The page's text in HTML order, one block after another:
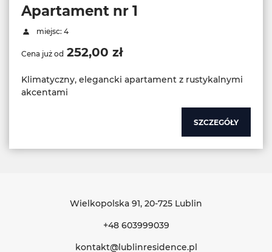
Apartament nr 1
miejsc: 4
Cena już od 252,00 zł
Klimatyczny, elegancki apartament z rustykalnymi
akcentami
SZCZEGÓŁY
Wielkopolska 91, 20-725 Lublin
+48 603999039
kontakt@lublinresidence.pl